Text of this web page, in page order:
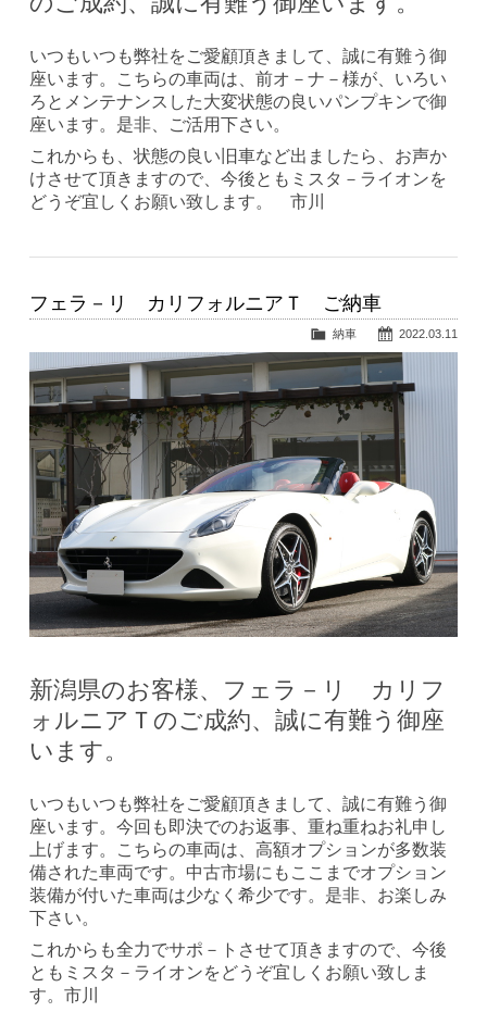
いつもいつも弊社をご愛顧頂きまして、誠に有難う御
座います。こちらの車両は、前オ－ナ－様が、いろい
ろとメンテナンスした大変状態の良いパンプキンで御
座います。是非、ご活用下さい。
これからも、状態の良い旧車など出ましたら、お声か
けさせて頂きますので、今後ともミスタ－ライオンを
どうぞ宜しくお願い致します。 市川
フェラ－リ カリフォルニアＴ ご納車
2022.03.11
納車
新潟県のお客様、フェラ－リ カリフ
ォルニアＴのご成約、誠に有難う御座
います。
いつもいつも弊社をご愛顧頂きまして、誠に有難う御
座います。今回も即決でのお返事、重ね重ねお礼申し
上げます。こちらの車両は、高額オプションが多数装
備された車両です。中古市場にもここまでオプション
装備が付いた車両は少なく希少です。是非、お楽しみ
下さい。
これからも全力でサポ－トさせて頂きますので、今後
ともミスタ－ライオンをどうぞ宜しくお願い致しま
す。市川